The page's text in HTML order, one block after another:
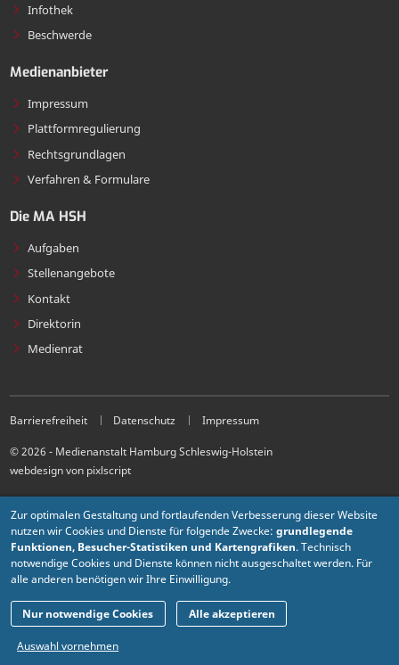
Infothek
Beschwerde
Medienanbieter
Impressum
Plattformregulierung
Rechtsgrundlagen
Verfahren & Formulare
Die MA HSH
Aufgaben
Stellenangebote
Kontakt
Direktorin
Medienrat
Barrierefreiheit Datenschutz Impressum
© 2026 - Medienanstalt Hamburg Schleswig-Holstein
webdesign von pixlscript
Zur optimalen Gestaltung und fortlaufenden Verbesserung dieser Website
nutzen wir Cookies und Dienste für folgende Zwecke: grundlegende
Funktionen, Besucher-Statistiken und Kartengrafiken. Technisch
notwendige Cookies und Dienste können nicht ausgeschaltet werden. Für
alle anderen benötigen wir Ihre Einwilligung.
Auswahl vornehmen
Nur notwendige Cookies Alle akzeptieren